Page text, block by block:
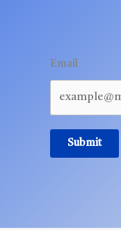
Email
Submit